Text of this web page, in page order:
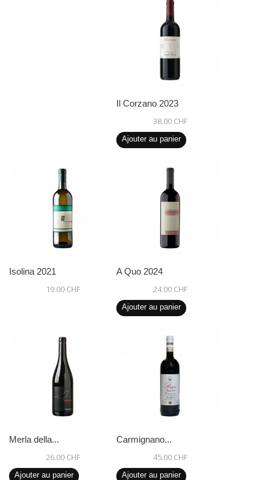
Il Corzano 2023
38.00 CHF
Ajouter au panier
Isolina 2021
19.00 CHF
A Quo 2024
24.00 CHF
Ajouter au panier
Merla della...
26.00 CHF
Ajouter au panier
Carmignano...
45.00 CHF
Ajouter au panier